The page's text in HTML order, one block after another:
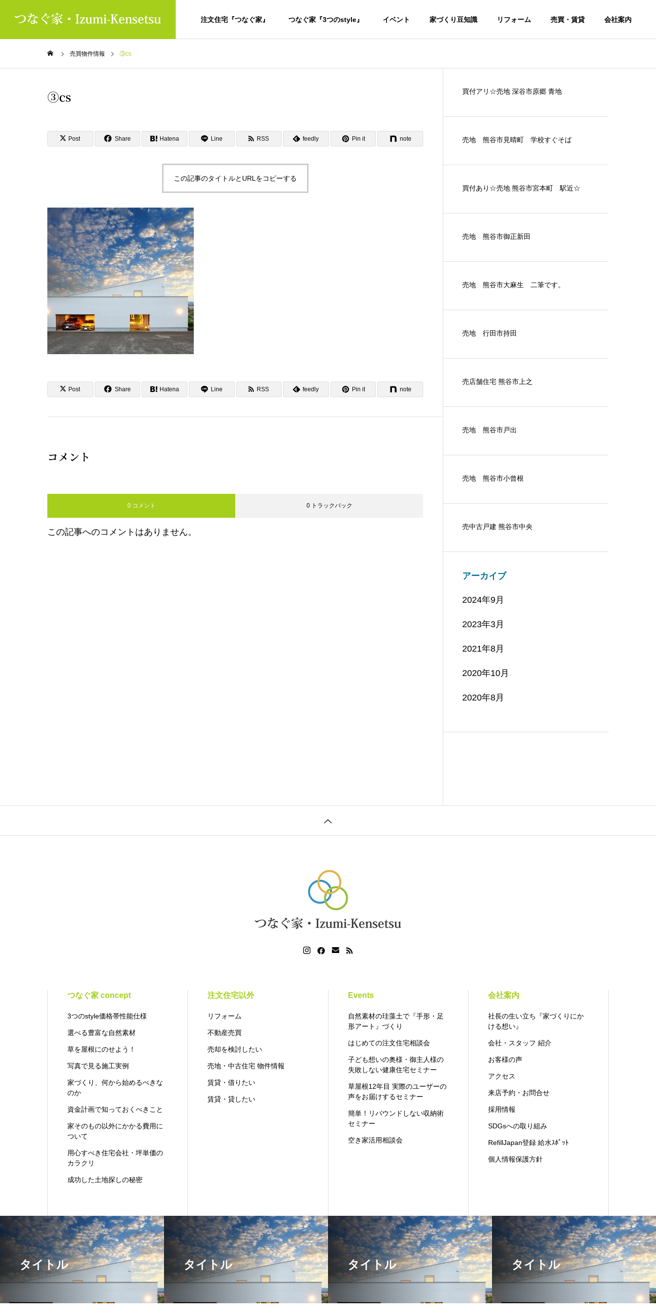
注文住宅『つなぐ家』 つなぐ家『3つのstyle』 イベント 家づくり豆知識 リフォーム 売買・賃貸 会社案内
売買物件情報 ③cs
③cs
Post Share Hatena Line RSS feedly Pin it note
この記事のタイトルとURLをコピーする
Post Share Hatena Line RSS feedly Pin it note
コメント
0 コメント 0 トラックバック
この記事へのコメントはありません。
買付アリ☆売地 深谷市原郷 青地
売地 熊谷市見晴町 学校すぐそば
買付あり☆売地 熊谷市宮本町 駅近☆
売地 熊谷市御正新田
売地 熊谷市大麻生 二筆です。
売地 行田市持田
売店舗住宅 熊谷市上之
売地 熊谷市戸出
売地 熊谷市小曾根
売中古戸建 熊谷市中央
アーカイブ
2024年9月
2023年3月
2021年8月
2020年10月
2020年8月
つなぐ家 concept
3つのstyle価格帯性能仕様
選べる豊富な自然素材
草を屋根にのせよう！
写真で見る施工実例
家づくり、何から始めるべきな
のか
資金計画で知っておくべきこと
家そのもの以外にかかる費用に
ついて
用心すべき住宅会社・坪単価の
カラクリ
成功した土地探しの秘密
注文住宅以外
リフォーム
不動産売買
売却を検討したい
売地・中古住宅 物件情報
賃貸・借りたい
賃貸・貸したい
Events
自然素材の珪藻土で『手形・足
形アート』づくり
はじめての注文住宅相談会
子ども想いの奥様・御主人様の
失敗しない健康住宅セミナー
草屋根12年目 実際のユーザーの
声をお届けするセミナー
簡単！リバウンドしない収納術
セミナー
空き家活用相談会
会社案内
社長の生い立ち『家づくりにか
ける想い』
会社・スタッフ 紹介
お客様の声
アクセス
来店予約・お問合せ
採用情報
SDGsへの取り組み
RefillJapan登録 給水ｽﾎﾟｯﾄ
個人情報保護方針
タイトル タイトル タイトル タイトル